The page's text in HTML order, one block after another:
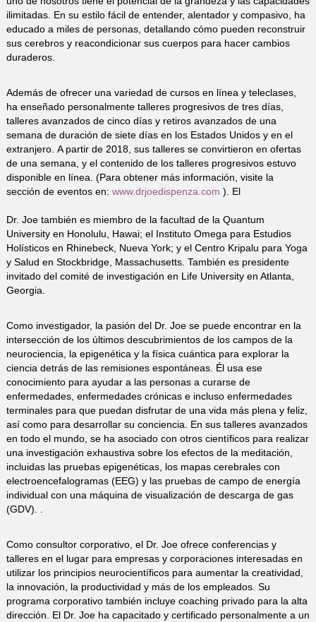
ilimitadas. En su estilo fácil de entender, alentador y compasivo, ha
educado a miles de personas, detallando cómo pueden reconstruir
sus cerebros y reacondicionar sus cuerpos para hacer cambios
duraderos.
Además de ofrecer una variedad de cursos en línea y teleclases,
ha enseñado personalmente talleres progresivos de tres días,
talleres avanzados de cinco días y retiros avanzados de una
semana de duración de siete días en los Estados Unidos y en el
extranjero. A partir de 2018, sus talleres se convirtieron en ofertas
de una semana, y el contenido de los talleres progresivos estuvo
disponible en línea. (Para obtener más información, visite la
sección de eventos en: www.drjoedispenza.com ). El
Dr. Joe también es miembro de la facultad de la Quantum
University en Honolulu, Hawai; el Instituto Omega para Estudios
Holísticos en Rhinebeck, Nueva York; y el Centro Kripalu para Yoga
y Salud en Stockbridge, Massachusetts. También es presidente
invitado del comité de investigación en Life University en Atlanta,
Georgia.
Como investigador, la pasión del Dr. Joe se puede encontrar en la
intersección de los últimos descubrimientos de los campos de la
neurociencia, la epigenética y la física cuántica para explorar la
ciencia detrás de las remisiones espontáneas. Él usa ese
conocimiento para ayudar a las personas a curarse de
enfermedades, enfermedades crónicas e incluso enfermedades
terminales para que puedan disfrutar de una vida más plena y feliz,
así como para desarrollar su conciencia. En sus talleres avanzados
en todo el mundo, se ha asociado con otros científicos para realizar
una investigación exhaustiva sobre los efectos de la meditación,
incluidas las pruebas epigenéticas, los mapas cerebrales con
electroencefalogramas (EEG) y las pruebas de campo de energía
individual con una máquina de visualización de descarga de gas
(GDV). .
Como consultor corporativo, el Dr. Joe ofrece conferencias y
talleres en el lugar para empresas y corporaciones interesadas en
utilizar los principios neurocientíficos para aumentar la creatividad,
la innovación, la productividad y más de los empleados. Su
programa corporativo también incluye coaching privado para la alta
dirección. El Dr. Joe ha capacitado y certificado personalmente a un